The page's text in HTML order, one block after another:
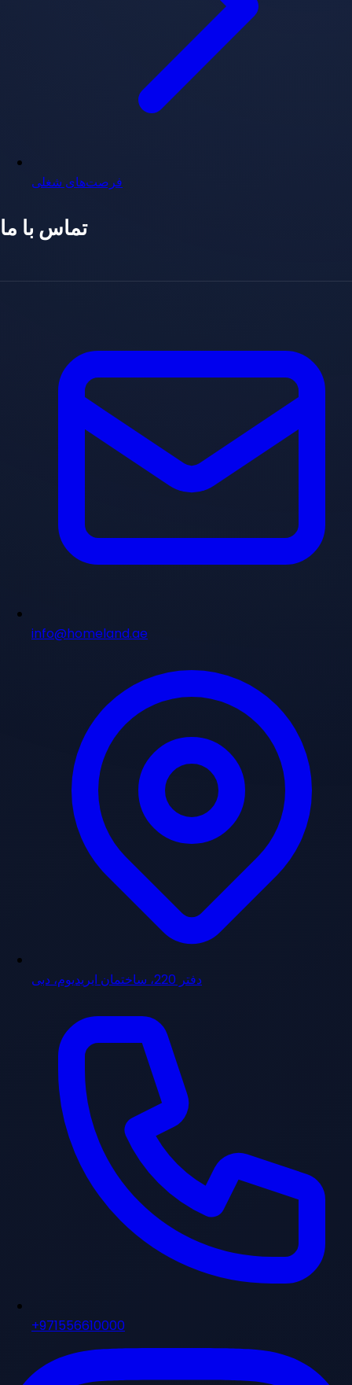
فرصت‌های شغلی
تماس با ما
info@homeland.ae
دفتر 220، ساختمان ایریدیوم، دبی
+971556610000